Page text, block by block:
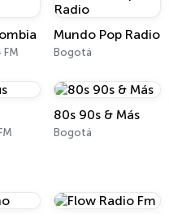
FM
Mundo Pop Radio
Bogotá
80s 90s & Más
Bogotá